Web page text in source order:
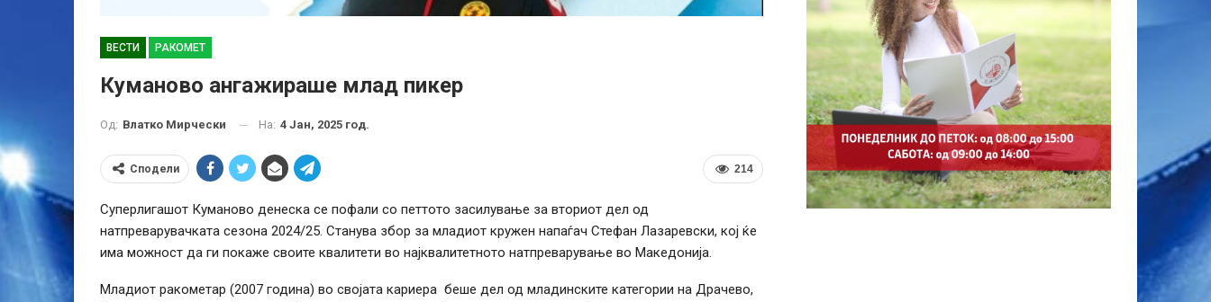
ВЕСТИ РАКОМЕТ
Куманово ангажираше млад пикер
Од: Влатко Мирчески На: 4 Јан, 2025 год.
214
Сподели
Суперлигашот Куманово денеска се пофали со петтото засилување за вториот дел од
натпреварувачката сезона 2024/25. Станува збор за младиот кружен напаѓач Стефан Лазаревски, кој ќе
има можност да ги покаже своите квалитети во најквалитетното натпреварување во Македонија.
Младиот ракометар (2007 година) во својата кариера беше дел од младинските категории на Драчево,